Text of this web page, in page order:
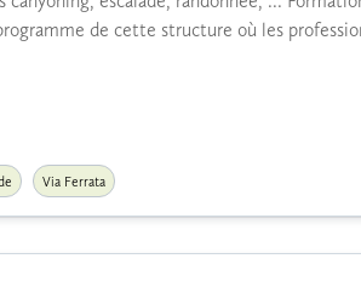
de cette structure où les
Via Ferrata